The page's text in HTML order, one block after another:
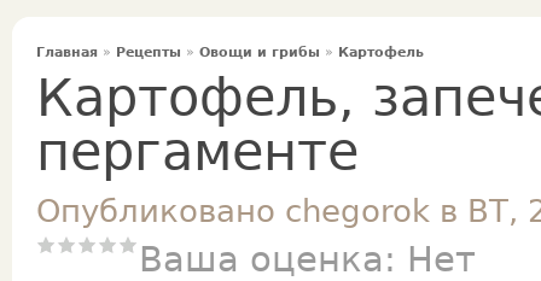
Главная » Рецепты » Овощи и грибы » Картофель
Картофель,
пергаменте
Опубликовано chegorok в ВТ,
Ваша оценка: Нет